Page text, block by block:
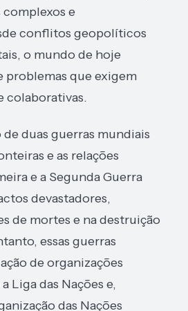
complexos e
conflitos geopolíticos
o mundo de hoje
problemas que exigem
colaborativas.
duas guerras mundiais
e as relações
e a Segunda Guerra
devastadores,
de mortes e na destruição
essas guerras
de organizações
Liga das Nações e,
das Nações